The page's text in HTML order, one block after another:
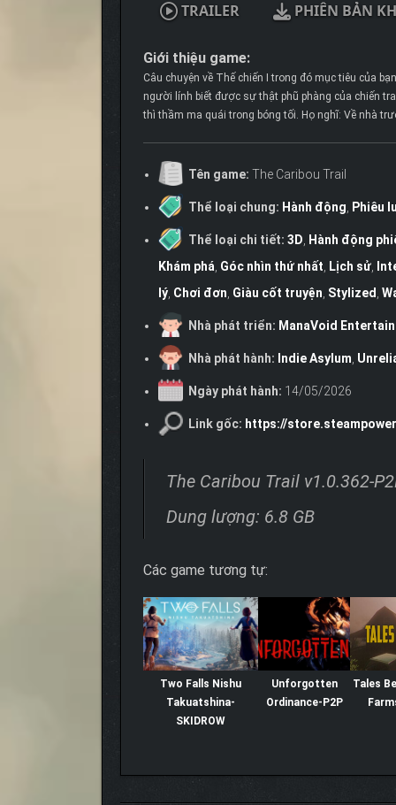
TRAILER PHIÊN BẢN
Giới thiệu game:
Câu chuyện về Thế chiến I trong đó mục tiêu của
người lính biết được sự thật phũ phàng của chiến
thì thầm ma quái trong bóng tối. Họ nghĩ: Về nhà
Tên game: The Caribou Trail
Thể loại chung: Hành động, Phiêu
Thể loại chi tiết: 3D, Hành động
Khám phá, Góc nhìn thứ nhất, Lịch sử,
lý, Chơi đơn, Giàu cốt truyện, Stylized,
Nhà phát triển: ManaVoid
Nhà phát hành: Indie Asylum,
Ngày phát hành: 14/05/2026
Link gốc: https://
The Caribou Trail v1.0.362-
Dung lượng: 6.8 GB
Các game tương tự:
Two Falls Nishu
Takuatshina-
SKIDROW
Unforgotten
Ordinance-P2P
Tales